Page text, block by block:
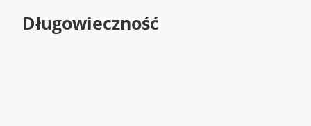
Długowieczność